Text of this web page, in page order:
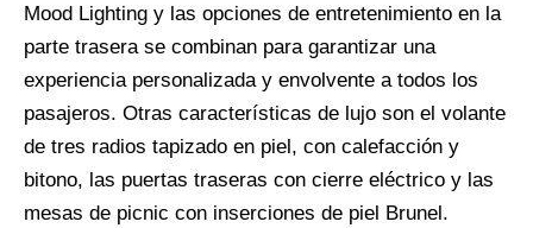
Mood Lighting y las opciones de entretenimiento en la
parte trasera se combinan para garantizar una
experiencia personalizada y envolvente a todos los
pasajeros. Otras características de lujo son el volante
de tres radios tapizado en piel, con calefacción y
bitono, las puertas traseras con cierre eléctrico y las
mesas de picnic con inserciones de piel Brunel.